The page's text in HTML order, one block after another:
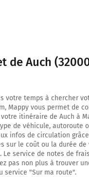
km
légèrement à droite
mètres
km
légèrement à droite
km
de Auch
votre temps à chercher
Mappy vous permet de
itinéraire de Auch à
de véhicule, autoroute
infos de circulation
sur le coût ou la durée
Le service de notes de
pas non plus à trouver
service "Sur ma route".